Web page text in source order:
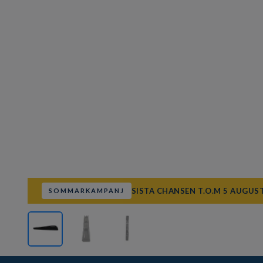
SOMMARKAMPANJ SISTA CHANSEN T.O.M 5